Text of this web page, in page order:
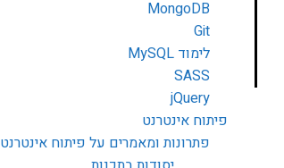
MongoDB
Git
לימוד MySQL
SASS
jQuery
פיתוח אינטרנט
פתרונות ומאמרים על פיתוח אינטרנט